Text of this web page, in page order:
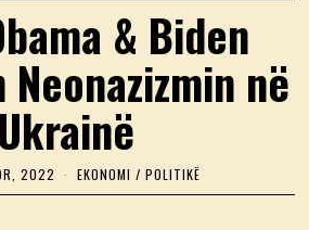
& Biden
në
Ukrainë
2022
7
EKONOMI / POLITIKË